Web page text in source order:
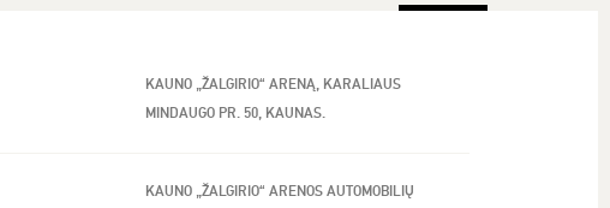
KAUNO „ŽALGIRIO“ ARENĄ, KARALIAUS
MINDAUGO PR. 50, KAUNAS.
KAUNO „ŽALGIRIO“ ARENOS AUTOMOBILIŲ